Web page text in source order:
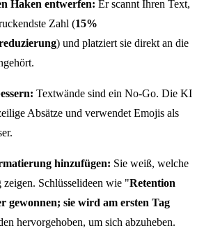
Haken entwerfen: Er scannt Ihren Text,
Zahl (15%
) und platziert sie direkt an die
Textwände sind ein No-Go. Die KI
Absätze und verwendet Emojis als
hinzufügen: Sie weiß, welche
zeigen. Schlüsselideen wie "Retention
gewonnen; sie wird am ersten Tag
hervorgehoben, um sich abzuheben.